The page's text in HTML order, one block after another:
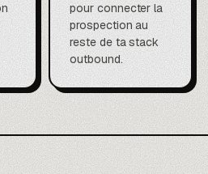
pour connecter la
prospection au
reste de ta stack
outbound.